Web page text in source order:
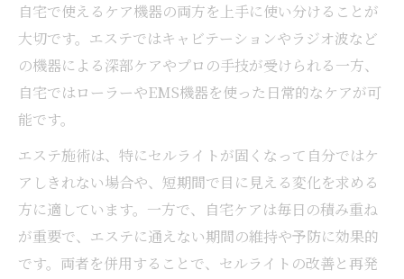
自宅で使えるケア機器の両方を上手に使い分けることが
大切です。エステではキャビテーションやラジオ波など
の機器による深部ケアやプロの手技が受けられる一方、
自宅ではローラーやEMS機器を使った日常的なケアが可
能です。
エステ施術は、特にセルライトが固くなって自分ではケ
アしきれない場合や、短期間で目に見える変化を求める
方に適しています。一方で、自宅ケアは毎日の積み重ね
が重要で、エステに通えない期間の維持や予防に効果的
です。両者を併用することで、セルライトの改善と再発